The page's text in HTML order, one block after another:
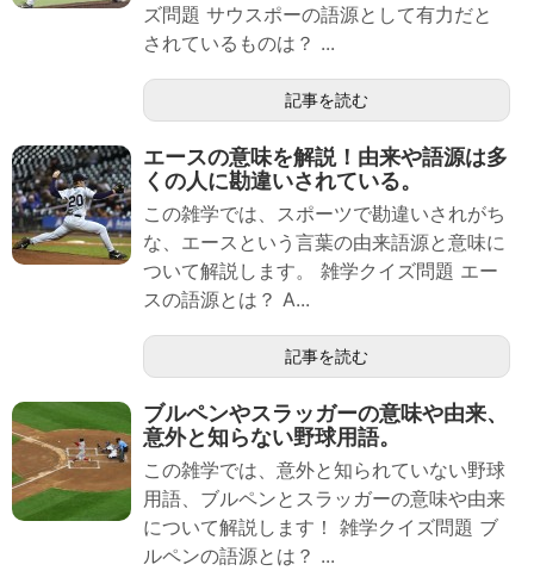
ズ問題 サウスポーの語源として有力だと
されているものは？ ...
記事を読む
エースの意味を解説！由来や語源は多
くの人に勘違いされている。
この雑学では、スポーツで勘違いされがち
な、エースという言葉の由来語源と意味に
ついて解説します。 雑学クイズ問題 エー
スの語源とは？ A...
記事を読む
ブルペンやスラッガーの意味や由来、
意外と知らない野球用語。
この雑学では、意外と知られていない野球
用語、ブルペンとスラッガーの意味や由来
について解説します！ 雑学クイズ問題 ブ
ルペンの語源とは？ ...